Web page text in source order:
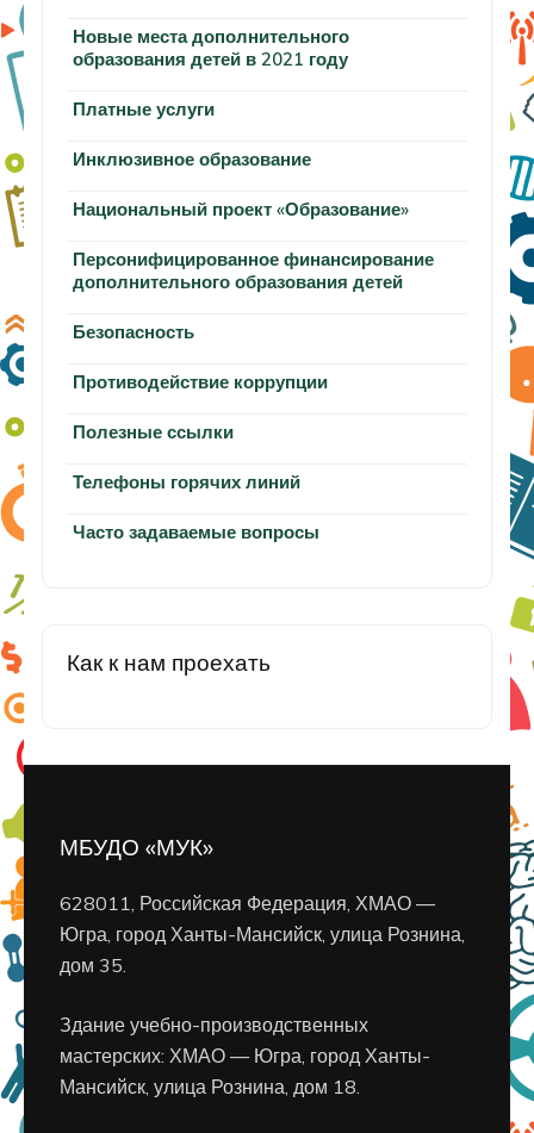
Новые места дополнительного
образования детей в 2021 году
Платные услуги
Инклюзивное образование
Национальный проект «Образование»
Персонифицированное финансирование
дополнительного образования детей
Безопасность
Противодействие коррупции
Полезные ссылки
Телефоны горячих линий
Часто задаваемые вопросы
Как к нам проехать
МБУДО «МУК»
628011, Российская Федерация, ХМАО —
Югра, город Ханты-Мансийск, улица Рознина,
дом 35.
Здание учебно-производственных
мастерских: ХМАО — Югра, город Ханты-
Мансийск, улица Рознина, дом 18.